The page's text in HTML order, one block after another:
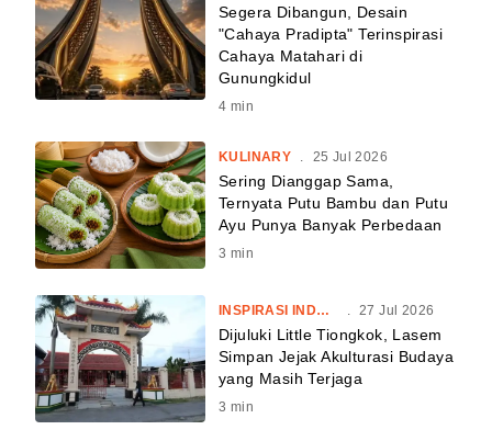
Segera Dibangun, Desain
"Cahaya Pradipta" Terinspirasi
Cahaya Matahari di
Gunungkidul
4 min
KULINARY 25 Jul 2026
Sering Dianggap Sama,
Ternyata Putu Bambu dan Putu
Ayu Punya Banyak Perbedaan
3 min
INSPIRASI INDONESIA . 27 Jul 2026
Dijuluki Little Tiongkok, Lasem
Simpan Jejak Akulturasi Budaya
yang Masih Terjaga
3 min